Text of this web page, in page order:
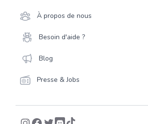
À propos de nous
Besoin d'aide ?
Blog
Presse & Jobs